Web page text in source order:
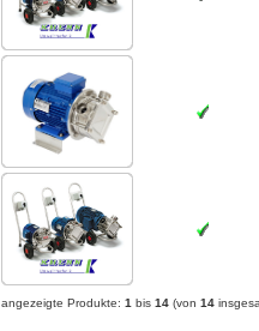
angezeigte Produkte: 1 bis 14 (von 14